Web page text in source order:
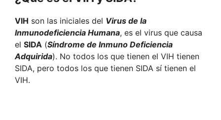
VIH son las iniciales del Virus de la
Inmunodeficiencia Humana, es el virus que causa
el SIDA (Síndrome de Inmuno Deficiencia
Adquirida). No todos los que tienen el VIH tienen
SIDA, pero todos los que tienen SIDA sí tienen el
VIH.